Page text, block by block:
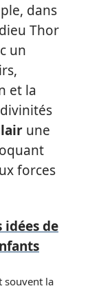
dans
Thor
un
et la
une
forces
idées de
souvent la